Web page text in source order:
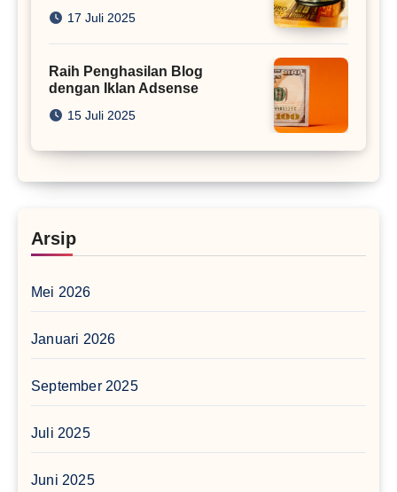
17 Juli 2025
Raih Penghasilan Blog
dengan Iklan Adsense
15 Juli 2025
Arsip
Mei 2026
Januari 2026
September 2025
Juli 2025
Juni 2025